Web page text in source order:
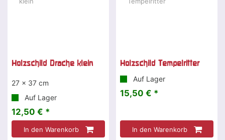
Holzschild Drache klein
27 x 37 cm
Auf Lager
12,50 € *
In den Warenkorb
Holzschild Tempelritter
Auf Lager
15,50 € *
In den Warenkorb